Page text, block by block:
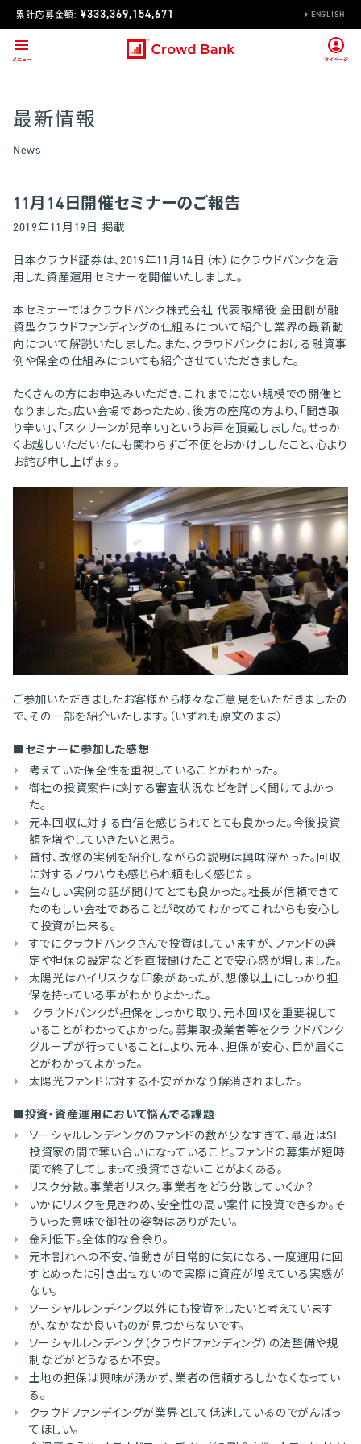
累計応募金額: ¥333,369,154,671 ENGLISH
最新情報
News
11月14日開催セミナーのご報告
2019年11月19日 掲載
日本クラウド証券は、2019年11月14日（木）にクラウドバンクを活
用した資産運用セミナーを開催いたしました。
本セミナーではクラウドバンク株式会社 代表取締役 金田創が融
資型クラウドファンディングの仕組みについて紹介し業界の最新動
向について解説いたしました。また、クラウドバンクにおける融資事
例や保全の仕組みについても紹介させていただきました。
たくさんの方にお申込みいただき、これまでにない規模での開催と
なりました。広い会場であったため、後方の座席の方より、「聞き取
り辛い」、「スクリーンが見辛い」というお声を頂戴しました。せっか
くお越しいただいたにも関わらずご不便をおかけししたこと、心より
お詫び申し上げます。
ご参加いただきましたお客様から様々なご意見をいただきましたの
で、その一部を紹介いたします。（いずれも原文のまま）
■セミナーに参加した感想
考えていた保全性を重視していることがわかった。
御社の投資案件に対する審査状況などを詳しく聞けてよかっ
た。
元本回収に対する自信を感じられてとても良かった。今後投資
額を増やしていきたいと思う。
貸付、改修の実例を紹介しながらの説明は興味深かった。回収
に対するノウハウも感じられ頼もしく感じた。
生々しい実例の話が聞けてとても良かった。社長が信頼できて
たのもしい会社であることが改めてわかってこれからも安心し
て投資が出来る。
すでにクラウドバンクさんで投資はしていますが、ファンドの選
定や担保の設定などを直接聞けたことで安心感が増しました。
太陽光はハイリスクな印象があったが、想像以上にしっかり担
保を持っている事がわかりよかった。
クラウドバンクが担保をしっかり取り、元本回収を重要視して
いることがわかってよかった。募集取扱業者等をクラウドバンク
グループが行っていることにより、元本、担保が安心、目が届くこ
とがわかってよかった。
太陽光ファンドに対する不安がかなり解消されました。
■投資・資産運用において悩んでる課題
ソーシャルレンディングのファンドの数が少なすぎて、最近はSL
投資家の間で奪い合いになっていること。ファンドの募集が短時
間で終了してしまって投資できないことがよくある。
リスク分散。事業者リスク。事業者をどう分散していくか？
いかにリスクを見きわめ、安全性の高い案件に投資できるか。そ
ういった意味で御社の姿勢はありがたい。
金利低下。全体的な金余り。
元本割れへの不安、値動きが日常的に気になる、一度運用に回
すとめったに引き出せないので実際に資産が増えている実感が
ない。
ソーシャルレンディング以外にも投資をしたいと考えています
が、なかなか良いものが見つからないです。
ソーシャルレンディング（クラウドファンディング）の法整備や規
制などがどうなるか不安。
土地の担保は興味が湧かず、業者の信頼するしかなくなってい
る。
クラウドファンデイングが業界として低迷しているのでがんばっ
てほしい。